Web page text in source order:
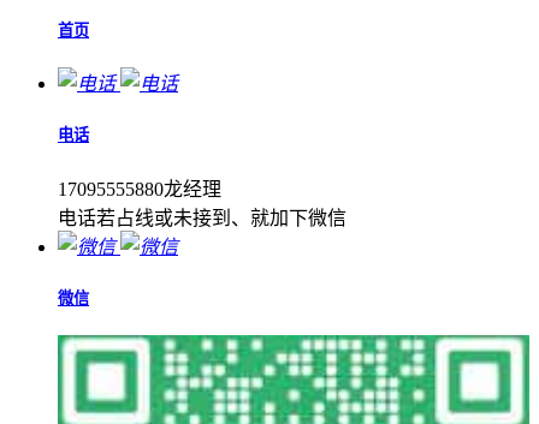
首页
电话
17095555880龙经理
电话若占线或未接到、就加下微信
微信